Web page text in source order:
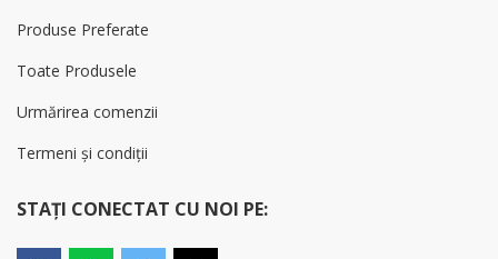
Produse Preferate
Toate Produsele
Urmărirea comenzii
Termeni și condiții
STAȚI CONECTAT CU NOI PE: